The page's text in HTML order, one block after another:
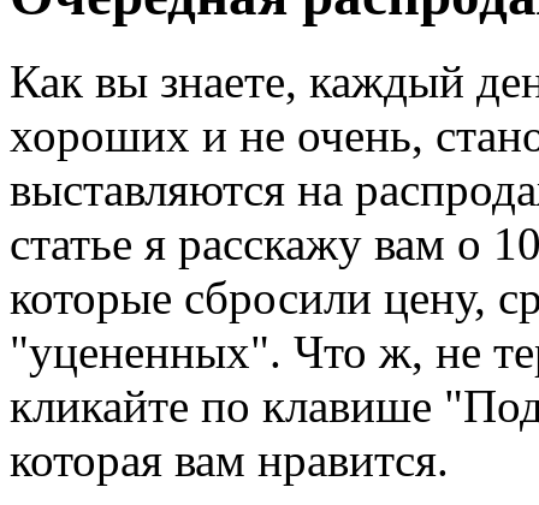
Как вы знаете, каждый
хороших и не очень,
выставляются на
статье я расскажу вам о
которые сбросили цену,
"уцененных". Что ж, не
кликайте по клавише
которая вам нравится.